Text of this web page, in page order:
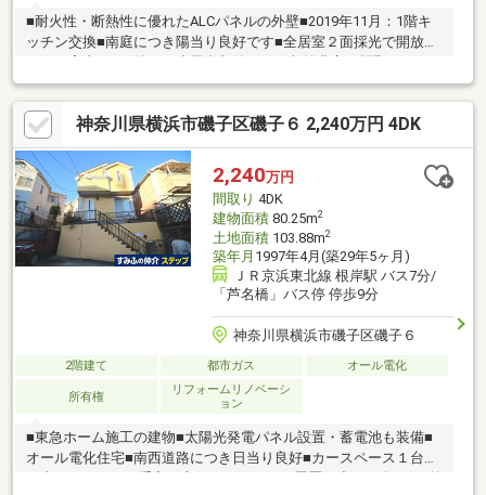
■耐火性・断熱性に優れたALCパネルの外壁■2019年11月：1階キ
ッチン交換■南庭につき陽当り良好です■全居室２面採光で開放感
のある室内です■納戸や小屋裏収納があり収納豊富な間取り■キッ
チン・浴室・トイレなどの水回りに換気がしやすい窓付き■トイ
レ2ヶ所■来客者を確認できるTVモニター付インターホン■駐車ス
ペース（1台分）■周辺は戸建中心の街並みが広がっており閑静な
住宅街です■小中学校が徒歩10分圏内、公園も近く子育て世代に
も暮らしやすい住環境です※容積率は前面道路幅員による制限数
値です
神奈川県横浜市磯子区磯子６ 2,240万円 4DK
2,240万円
間取り 4DK
建物面積80.25m2
土地面積103.88m2
築年月 1997年4月(築29年5ヶ月)
ＪＲ京浜東北線 根岸駅 バス7分/
「芦名橋」バス停 停歩9分
神奈川県横浜市磯子区磯子６
2階建て 都市ガス オール電化
所有権
リフォームリノベーシ
ョン
■東急ホーム施工の建物■太陽光発電パネル設置・蓄電池も装備■
オール電化住宅■南西道路につき日当り良好■カースペース１台分